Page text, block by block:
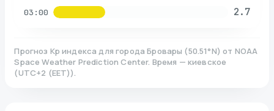
03:00 2.7
Прогноз Kp индекса для города Бровары (50.51°N)от NOAA
Space Weather Prediction Center. Время — киевское
(UTC+2 (EET)).